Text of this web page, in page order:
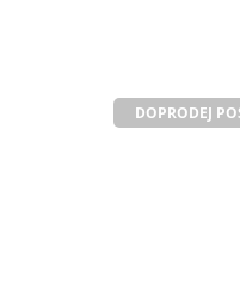
DOPRODEJ